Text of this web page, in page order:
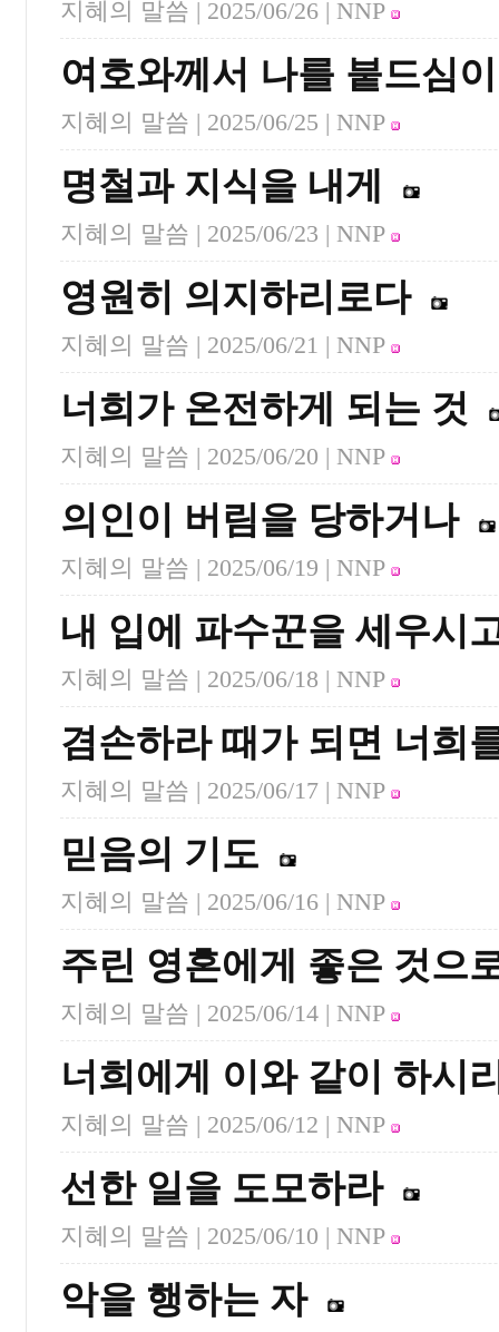
지혜의 말씀 | 2025/06/26 | NNP
여호와께서 나를 붙드심
지혜의 말씀 | 2025/06/25 | NNP
명철과 지식을 내게
지혜의 말씀 | 2025/06/23 | NNP
영원히 의지하리로다
지혜의 말씀 | 2025/06/21 | NNP
너희가 온전하게 되는 것
지혜의 말씀 | 2025/06/20 | NNP
의인이 버림을 당하거나
지혜의 말씀 | 2025/06/19 | NNP
내 입에 파수꾼을 세우시
지혜의 말씀 | 2025/06/18 | NNP
겸손하라 때가 되면 너희
지혜의 말씀 | 2025/06/17 | NNP
믿음의 기도
지혜의 말씀 | 2025/06/16 | NNP
주린 영혼에게 좋은 것으
지혜의 말씀 | 2025/06/14 | NNP
너희에게 이와 같이 하시
지혜의 말씀 | 2025/06/12 | NNP
선한 일을 도모하라
지혜의 말씀 | 2025/06/10 | NNP
악을 행하는 자